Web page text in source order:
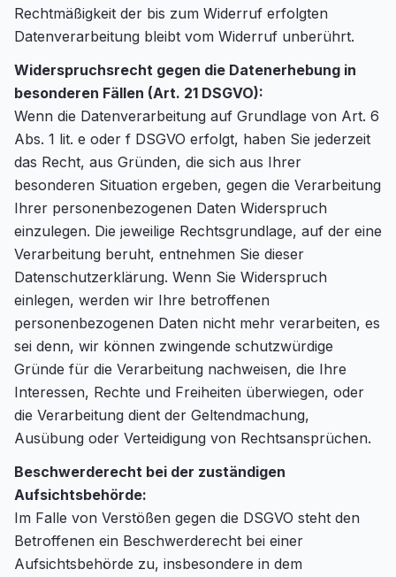
Rechtmäßigkeit der bis zum Widerruf erfolgten
Datenverarbeitung bleibt vom Widerruf unberührt.
Widerspruchsrecht gegen die Datenerhebung in
besonderen Fällen (Art. 21 DSGVO):
Wenn die Datenverarbeitung auf Grundlage von Art. 6
Abs. 1 lit. e oder f DSGVO erfolgt, haben Sie jederzeit
das Recht, aus Gründen, die sich aus Ihrer
besonderen Situation ergeben, gegen die Verarbeitung
Ihrer personenbezogenen Daten Widerspruch
einzulegen. Die jeweilige Rechtsgrundlage, auf der eine
Verarbeitung beruht, entnehmen Sie dieser
Datenschutzerklärung. Wenn Sie Widerspruch
einlegen, werden wir Ihre betroffenen
personenbezogenen Daten nicht mehr verarbeiten, es
sei denn, wir können zwingende schutzwürdige
Gründe für die Verarbeitung nachweisen, die Ihre
Interessen, Rechte und Freiheiten überwiegen, oder
die Verarbeitung dient der Geltendmachung,
Ausübung oder Verteidigung von Rechtsansprüchen.
Beschwerderecht bei der zuständigen
Aufsichtsbehörde:
Im Falle von Verstößen gegen die DSGVO steht den
Betroffenen ein Beschwerderecht bei einer
Aufsichtsbehörde zu, insbesondere in dem